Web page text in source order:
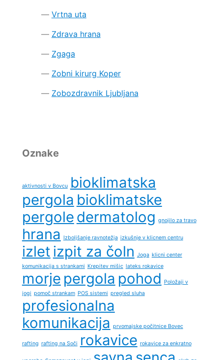
Vrtna uta
Zdrava hrana
Zgaga
Zobni kirurg Koper
Zobozdravnik Ljubljana
Oznake
aktivnosti v Bovcu bioklimatska
pergola bioklimatske
pergole dermatolog gnojilo za travo
hrana Izboljšanje ravnotežja izkušnje v klicnem centru
izlet izpit za čoln Joga klicni center
komunikacija s strankami Krepitev mišic lateks rokavice
morje pergola pohod
Položaji v
jogi pomoč strankam POS sistemi pregled sluha
profesionalna
komunikacija prvomajske počitnice Bovec
rafting rafting na Soči rokavice rokavice za enkratno